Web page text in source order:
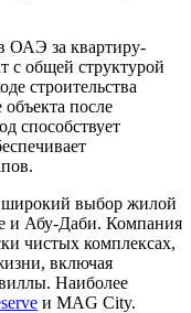
ОАЭ за квартиру-
с общей структурой
строительства
после
способствует
широкий выбор жилой
и Абу-Даби. Компания
чистых комплексах,
включая
Наиболее
и MAG City.